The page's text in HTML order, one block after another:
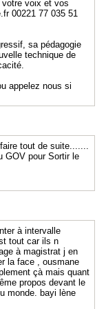
votre voix et vos
00221 77 035 51
sa pédagogie
technique de
appelez nous si
tout de suite.......
GOV pour Sortir le
à intervalle
tout car ils n
à magistrat j en
la face , ousmane
çà mais quant
propos devant le
monde. bayi lène